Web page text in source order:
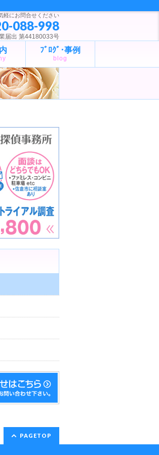
軽にお問合せください
088-998
届出 第44180033号
ﾌﾞﾛｸﾞ･事例
blog
PAGETOP